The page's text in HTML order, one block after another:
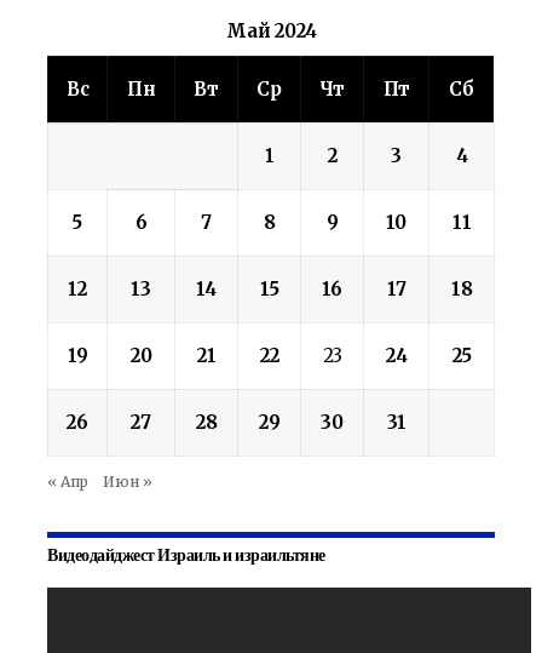
Май 2024
Вс Пн Вт Ср Чт Пт Сб
1 2 3 4
5 6 7 8 9 10 11
12 13 14 15 16 17 18
19 20 21 22 23 24 25
26 27 28 29 30 31
« Апр Июн »
Видеодайджест Израиль и израильтяне